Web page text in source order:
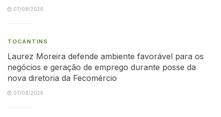
07/08/2026
TOCANTINS
Laurez Moreira defende ambiente favorável para os
negócios e geração de emprego durante posse da
nova diretoria da Fecomércio
07/08/2026